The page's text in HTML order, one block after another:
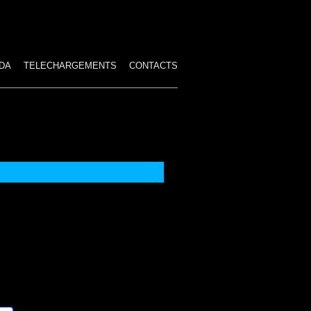
TROP GRANDS
TELECHARGEMENTS CONTACTS